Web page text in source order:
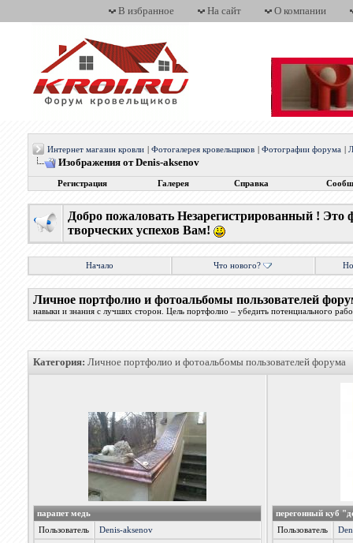
В избранное На сайт О компании
Интернет магазин кровли Фотогалерея кровельщиков Фотографии форума
Изображения от Denis-aksenov
Регистрация Галерея Справка
Добро пожаловать Незарегистрированный !
творческих успехов Вам!
Начало Что нового?
Личное портфолио и фотоальбомы пользователей
навыки и знания с лучших сторон. Цель портфолио – убедить потенциального
Категория: Личное портфолио и фотоальбомы пользователей форума
парапет медь
Пользователь
Denis-aksenov
перегонный куб
Пользователь